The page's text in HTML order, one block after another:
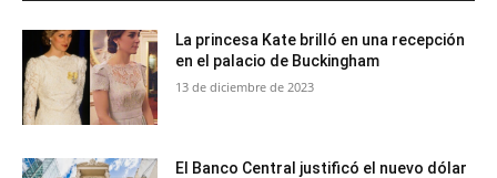
La princesa Kate brilló en una recepción
en el palacio de Buckingham
13 de diciembre de 2023
El Banco Central justificó el nuevo dólar